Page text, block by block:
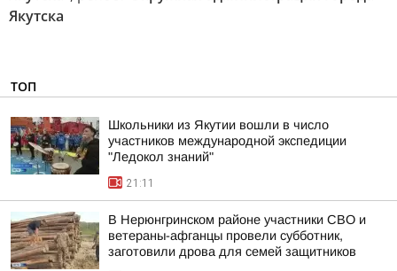
Якутска
ТОП
Школьники из Якутии вошли в число
участников международной экспедиции
"Ледокол знаний"
21:11
В Нерюнгринском районе участники СВО и
ветераны-афганцы провели субботник,
заготовили дрова для семей защитников